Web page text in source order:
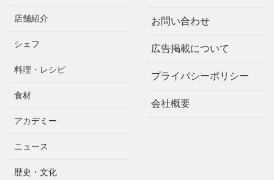
店舗紹介
シェフ
料理・レシピ
食材
アカデミー
ニュース
歴史・文化
お問い合わせ
広告掲載について
プライバシーポリシー
会社概要